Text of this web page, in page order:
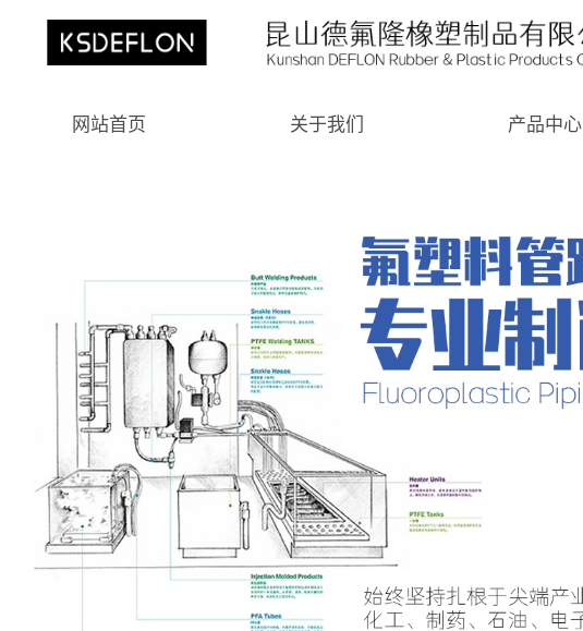
网站首页 关于我们 产品中心